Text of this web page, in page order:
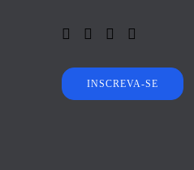
INSCREVA-SE